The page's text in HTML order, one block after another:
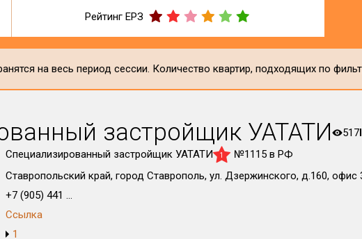
Рейтинг ЕРЗ
на весь период сессии. Количество квартир, подходящих по
застройщик УАТАТИ 517
Специализированный застройщик УАТАТИ 1
№1115 в РФ
Ставропольский край, город Ставрополь, ул. Дзержинского, д.160, офис
+7 (905) 441 ...
Ссылка
1